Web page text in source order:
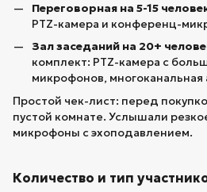
Переговорная на 5-15
PTZ-камера и конференц-
Зал заседаний на 20+
комплект: PTZ-камера с
микрофонов, многоканальная
Простой чек-лист: перед
пустой комнате. Услышали
микрофоны с эхоподавлением.
Количество и тип